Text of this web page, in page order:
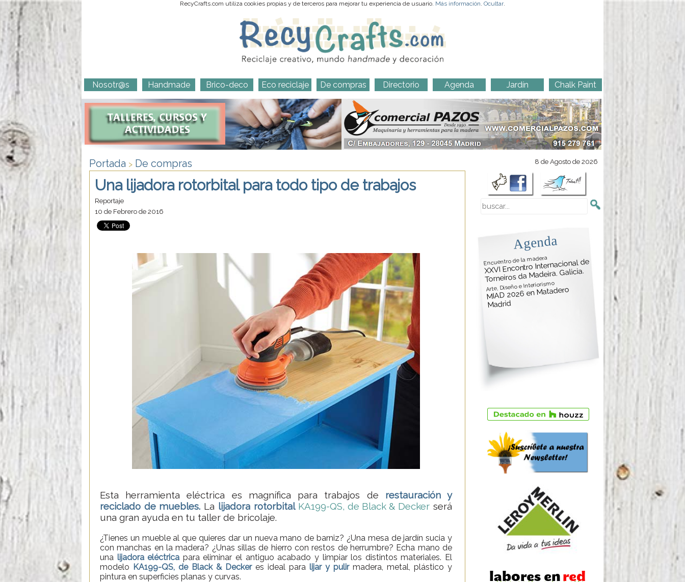
RecyCrafts.com utiliza cookies propias y de terceros para mejorar tu experiencia de usuario. Más información. Ocultar.
Nosotr@s Handmade Brico-deco Eco reciclaje De compras Directorio Agenda Jardín Chalk Paint
Portada > De compras
Una lijadora rotorbital para todo tipo de trabajos
Reportaje
10 de Febrero de 2016
Esta herramienta eléctrica es magnífica para trabajos de restauración y
reciclado de muebles. La lijadora rotorbital KA199-QS, de Black & Decker será
una gran ayuda en tu taller de bricolaje.
¿Tienes un mueble al que quieres dar un nueva mano de barniz? ¿Una mesa de jardín sucia y
con manchas en la madera? ¿Unas sillas de hierro con restos de herrumbre? Echa mano de
una lijadora eléctrica para eliminar el antiguo acabado y limpiar los distintos materiales. El
modelo KA199-QS, de Black & Deckeres ideal para lijar y pulirmadera, metal, plástico y
pintura en superficies planas y curvas.
8 de Agosto de 2026
Agenda
Encuentro de la madera
XXVI Encontro Internacional de
Torneiros da Madeira. Galicia.
Arte, Diseño e Interiorismo
MIAD 2026 en Matadero
Madrid